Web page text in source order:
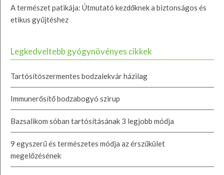
A természet patikája: Útmutató kezdőknek a biztonságos és
etikus gyűjtéshez
Legkedveltebb gyógynövényes cikkek
Tartósítószermentes bodzalekvár házilag
Immunerősítő bodzabogyó szirup
Bazsalikom sóban tartósításának 3 legjobb módja
9 egyszerű és természetes módja az érszűkület
megelőzésének